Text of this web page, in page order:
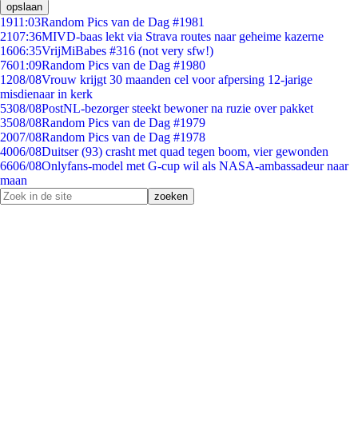
opslaan
1911:03Random Pics van de Dag #1981
2107:36MIVD-baas lekt via Strava routes naar geheime kazerne
1606:35VrijMiBabes #316 (not very sfw!)
7601:09Random Pics van de Dag #1980
1208/08Vrouw krijgt 30 maanden cel voor afpersing 12-jarige
misdienaar in kerk
5308/08PostNL-bezorger steekt bewoner na ruzie over pakket
3508/08Random Pics van de Dag #1979
2007/08Random Pics van de Dag #1978
4006/08Duitser (93) crasht met quad tegen boom, vier gewonden
6606/08Onlyfans-model met G-cup wil als NASA-ambassadeur naar
maan